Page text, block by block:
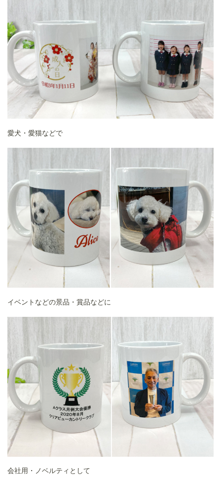
愛犬・愛猫などで
イベントなどの景品・賞品などに
会社用・ノベルティとして